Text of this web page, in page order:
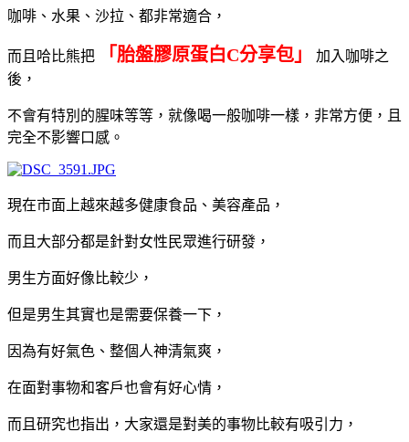
咖啡、水果、沙拉、都非常適合，
而且哈比熊把 「胎盤膠原蛋白C分享包」
加入咖啡之
後，
不會有特別的腥味等等，就像喝一般咖啡一樣，非常方便，且
完全不影響口感。
現在市面上越來越多健康食品、美容產品，
而且大部分都是針對女性民眾進行研發，
男生方面好像比較少，
但是男生其實也是需要保養一下，
因為有好氣色、整個人神清氣爽，
在面對事物和客戶也會有好心情，
而且研究也指出，大家還是對美的事物比較有吸引力，